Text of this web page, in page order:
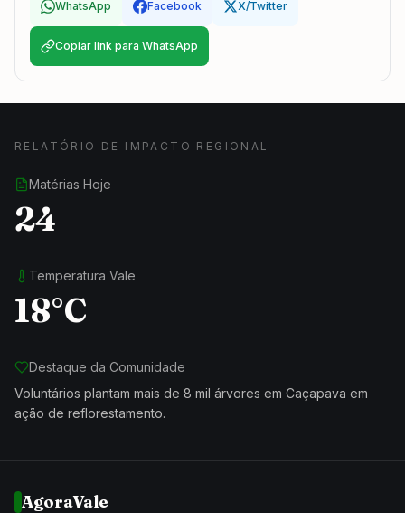
WhatsApp Facebook X/Twitter
Copiar link para WhatsApp
RELATÓRIO DE IMPACTO REGIONAL
Matérias Hoje
24
Temperatura Vale
18°C
Destaque da Comunidade
Voluntários plantam mais de 8 mil árvores em Caçapava em
ação de reflorestamento.
AgoraVale